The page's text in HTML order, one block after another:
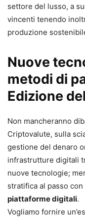
settore del lusso, a
vincenti tenendo
produzione
Nuove
metodi di
Edizione
Non mancheranno
Criptovalute, sulla
gestione del denaro
infrastrutture digitali
nuove tecnologie;
stratifica al passo con
piattaforme digitali.
Vogliamo fornire